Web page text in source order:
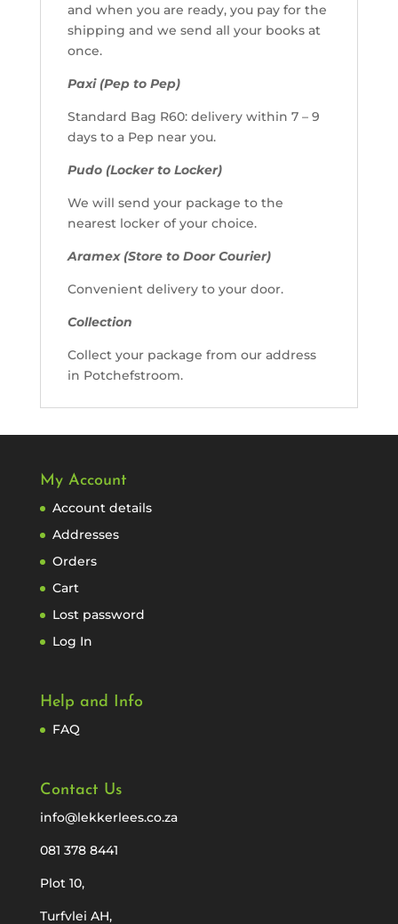
and when you are ready, you pay for the
shipping and we send all your books at
once.
Paxi (Pep to Pep)
Standard Bag R60: delivery within 7 – 9
days to a Pep near you.
Pudo (Locker to Locker)
We will send your package to the
nearest locker of your choice.
Aramex (Store to Door Courier)
Convenient delivery to your door.
Collection
Collect your package from our address
in Potchefstroom.
My Account
Account details
Addresses
Orders
Cart
Lost password
Log In
Help and Info
FAQ
Contact Us
info@lekkerlees.co.za
081 378 8441
Plot 10,
Turfvlei AH,